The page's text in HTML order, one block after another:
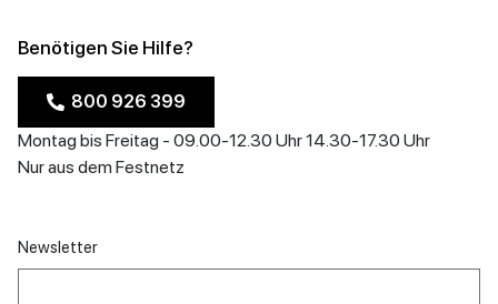
Benötigen Sie Hilfe?
800 926 399
Montag bis Freitag - 09.00-12.30 Uhr 14.30-17.30 Uhr
Nur aus dem Festnetz
Newsletter